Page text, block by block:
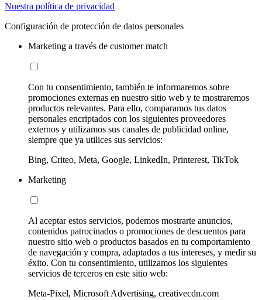
Nuestra política de privacidad
Configuración de protección de datos personales
Marketing a través de customer match
Con tu consentimiento, también te informaremos sobre
promociones externas en nuestro sitio web y te mostraremos
productos relevantes. Para ello, comparamos tus datos
personales encriptados con los siguientes proveedores
externos y utilizamos sus canales de publicidad online,
siempre que ya utilices sus servicios:
Bing, Criteo, Meta, Google, LinkedIn, Printerest, TikTok
Marketing
Al aceptar estos servicios, podemos mostrarte anuncios,
contenidos patrocinados o promociones de descuentos para
nuestro sitio web o productos basados en tu comportamiento
de navegación y compra, adaptados a tus intereses, y medir su
éxito. Con tu consentimiento, utilizamos los siguientes
servicios de terceros en este sitio web:
Meta-Pixel, Microsoft Advertising, creativecdn.com